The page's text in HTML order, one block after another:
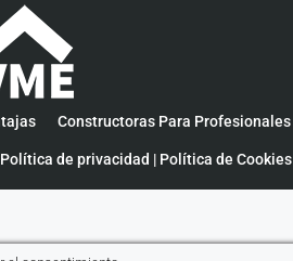
Constructoras Para Profesionales
Política de privacidad | Política de Cookies